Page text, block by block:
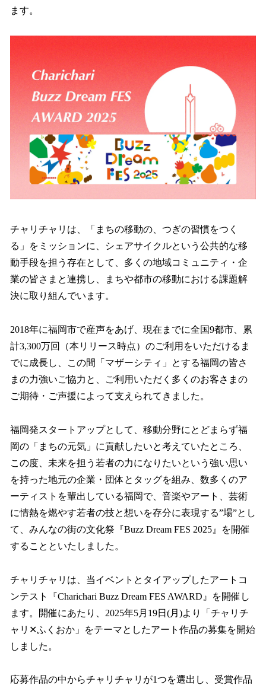
ます。
チャリチャリは、「まちの移動の、つぎの習慣をつく
る」をミッションに、シェアサイクルという公共的な移
動手段を担う存在として、多くの地域コミュニティ・企
業の皆さまと連携し、まちや都市の移動における課題解
決に取り組んでいます。
2018年に福岡市で産声をあげ、現在までに全国9都市、累
計3,300万回（本リリース時点）のご利用をいただけるま
でに成長し、この間「マザーシティ」とする福岡の皆さ
まの力強いご協力と、ご利用いただく多くのお客さまの
ご期待・ご声援によって支えられてきました。
福岡発スタートアップとして、移動分野にとどまらず福
岡の「まちの元気」に貢献したいと考えていたところ、
この度、未来を担う若者の力になりたいという強い思い
を持った地元の企業・団体とタッグを組み、数多くのア
ーティストを輩出している福岡で、音楽やアート、芸術
に情熱を燃やす若者の技と想いを存分に表現する”場”とし
て、みんなの街の文化祭『Buzz Dream FES 2025』を開催
することといたしました。
チャリチャリは、当イベントとタイアップしたアートコ
ンテスト『Charichari Buzz Dream FES AWARD』を開催し
ます。開催にあたり、2025年5月19日(月)より「チャリチ
ャリ✕ふくおか」をテーマとしたアート作品の募集を開始
しました。
応募作品の中からチャリチャリが1つを選出し、受賞作品